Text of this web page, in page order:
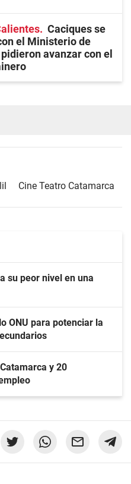
Caciques se
el Ministerio de
avanzar con el
Cine Teatro Catamarca
su peor nivel en una
ONU para potenciar la
y 20